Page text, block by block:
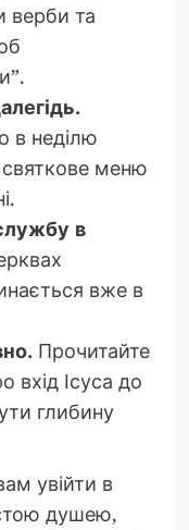
верби та
в неділю
меню
в
вже в
Прочитайте
вхід Ісуса до
глибину
увійти в
душею,